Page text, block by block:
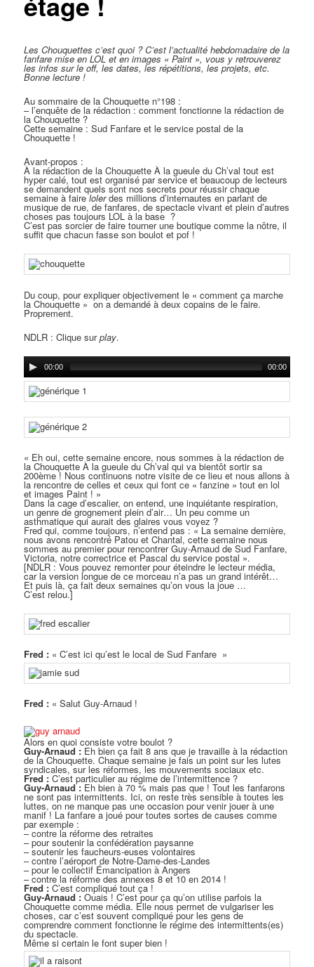
Les Chouquettes c’est quoi ? C’est l’actualité hebdomadaire de la
fanfare mise en LOL et en images « Paint », vous y retrouverez
les infos sur le off, les dates, les répétitions, les projets, etc.
Bonne lecture !
Au sommaire de la Chouquette n°198 :
– l’enquête de la rédaction : comment fonctionne la rédaction de
la Chouquette ?
Cette semaine : Sud Fanfare et le service postal de la
Chouquette !
Avant-propos :
À la rédaction de la Chouquette À la gueule du Ch’val tout est
hyper calé, tout est organisé par service et beaucoup de lecteurs
se demandent quels sont nos secrets pour réussir chaque
semaine à fairelolerdes millions d’internautes en parlant de
musique de rue, de fanfares, de spectacle vivant et plein d’autres
choses pas toujours LOL à la base ?
C’est pas sorcier de faire tourner une boutique comme la nôtre, il
suffit que chacun fasse son boulot et pof !
Du coup, pour expliquer objectivement le « comment ça marche
la Chouquette » on a demandé à deux copains de le faire.
Proprement.
NDLR : Clique surplay.
00:00 00:00
« Eh oui, cette semaine encore, nous sommes à la rédaction de
la Chouquette À la gueule du Ch’val qui va bientôt sortir sa
200ème ! Nous continuons notre visite de ce lieu et nous allons à
la rencontre de celles et ceux qui font ce « fanzine » tout en lol
et images Paint ! »
Dans la cage d’escalier, on entend, une inquiétante respiration,
un genre de grognement plein d’air… Un peu comme un
asthmatique qui aurait des glaires vous voyez ?
Fred qui, comme toujours, n’entend pas : « La semaine dernière,
nous avons rencontré Patou et Chantal, cette semaine nous
sommes au premier pour rencontrer Guy-Arnaud de Sud Fanfare,
Victoria, notre correctrice et Pascal du service postal ».
[NDLR : Vous pouvez remonter pour éteindre le lecteur média,
car la version longue de ce morceau n’a pas un grand intérêt…
Et puis là, ça fait deux semaines qu’on vous la joue …
C’est relou.]
Fred : « C’est ici qu’est le local de Sud Fanfare »
Fred : « Salut Guy-Arnaud !
Alors en quoi consiste votre boulot ?
Guy-Arnaud : Eh bien ça fait 8 ans que je travaille à la rédaction
de la Chouquette. Chaque semaine je fais un point sur les lutes
syndicales, sur les réformes, les mouvements sociaux etc.
Fred : C’est particulier au régime de l’intermittence ?
Guy-Arnaud : Eh bien à 70 % mais pas que ! Tout les fanfarons
ne sont pas intermittents. Ici, on reste très sensible à toutes les
luttes, on ne manque pas une occasion pour venir jouer à une
manif ! La fanfare a joué pour toutes sortes de causes comme
par exemple :
– contre la réforme des retraites
– pour soutenir la confédération paysanne
– soutenir les faucheurs-euses volontaires
– contre l’aéroport de Notre-Dame-des-Landes
– pour le collectif Émancipation à Angers
– contre la réforme des annexes 8 et 10 en 2014 !
Fred : C’est compliqué tout ça !
Guy-Arnaud : Ouais ! C’est pour ça qu’on utilise parfois la
Chouquette comme média. Elle nous permet de vulgariser les
choses, car c’est souvent compliqué pour les gens de
comprendre comment fonctionne le régime des intermittents(es)
du spectacle.
Même si certain le font super bien !